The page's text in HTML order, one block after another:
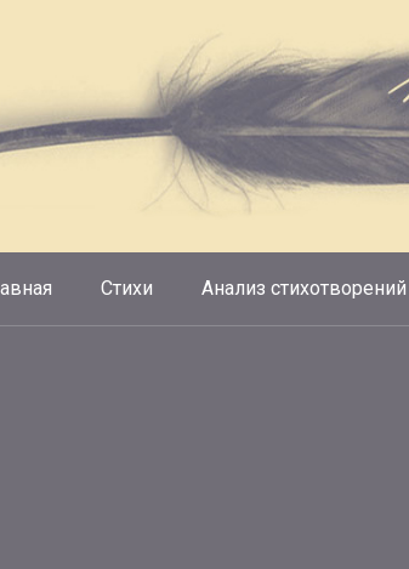
Стихи Анализ стихотворений